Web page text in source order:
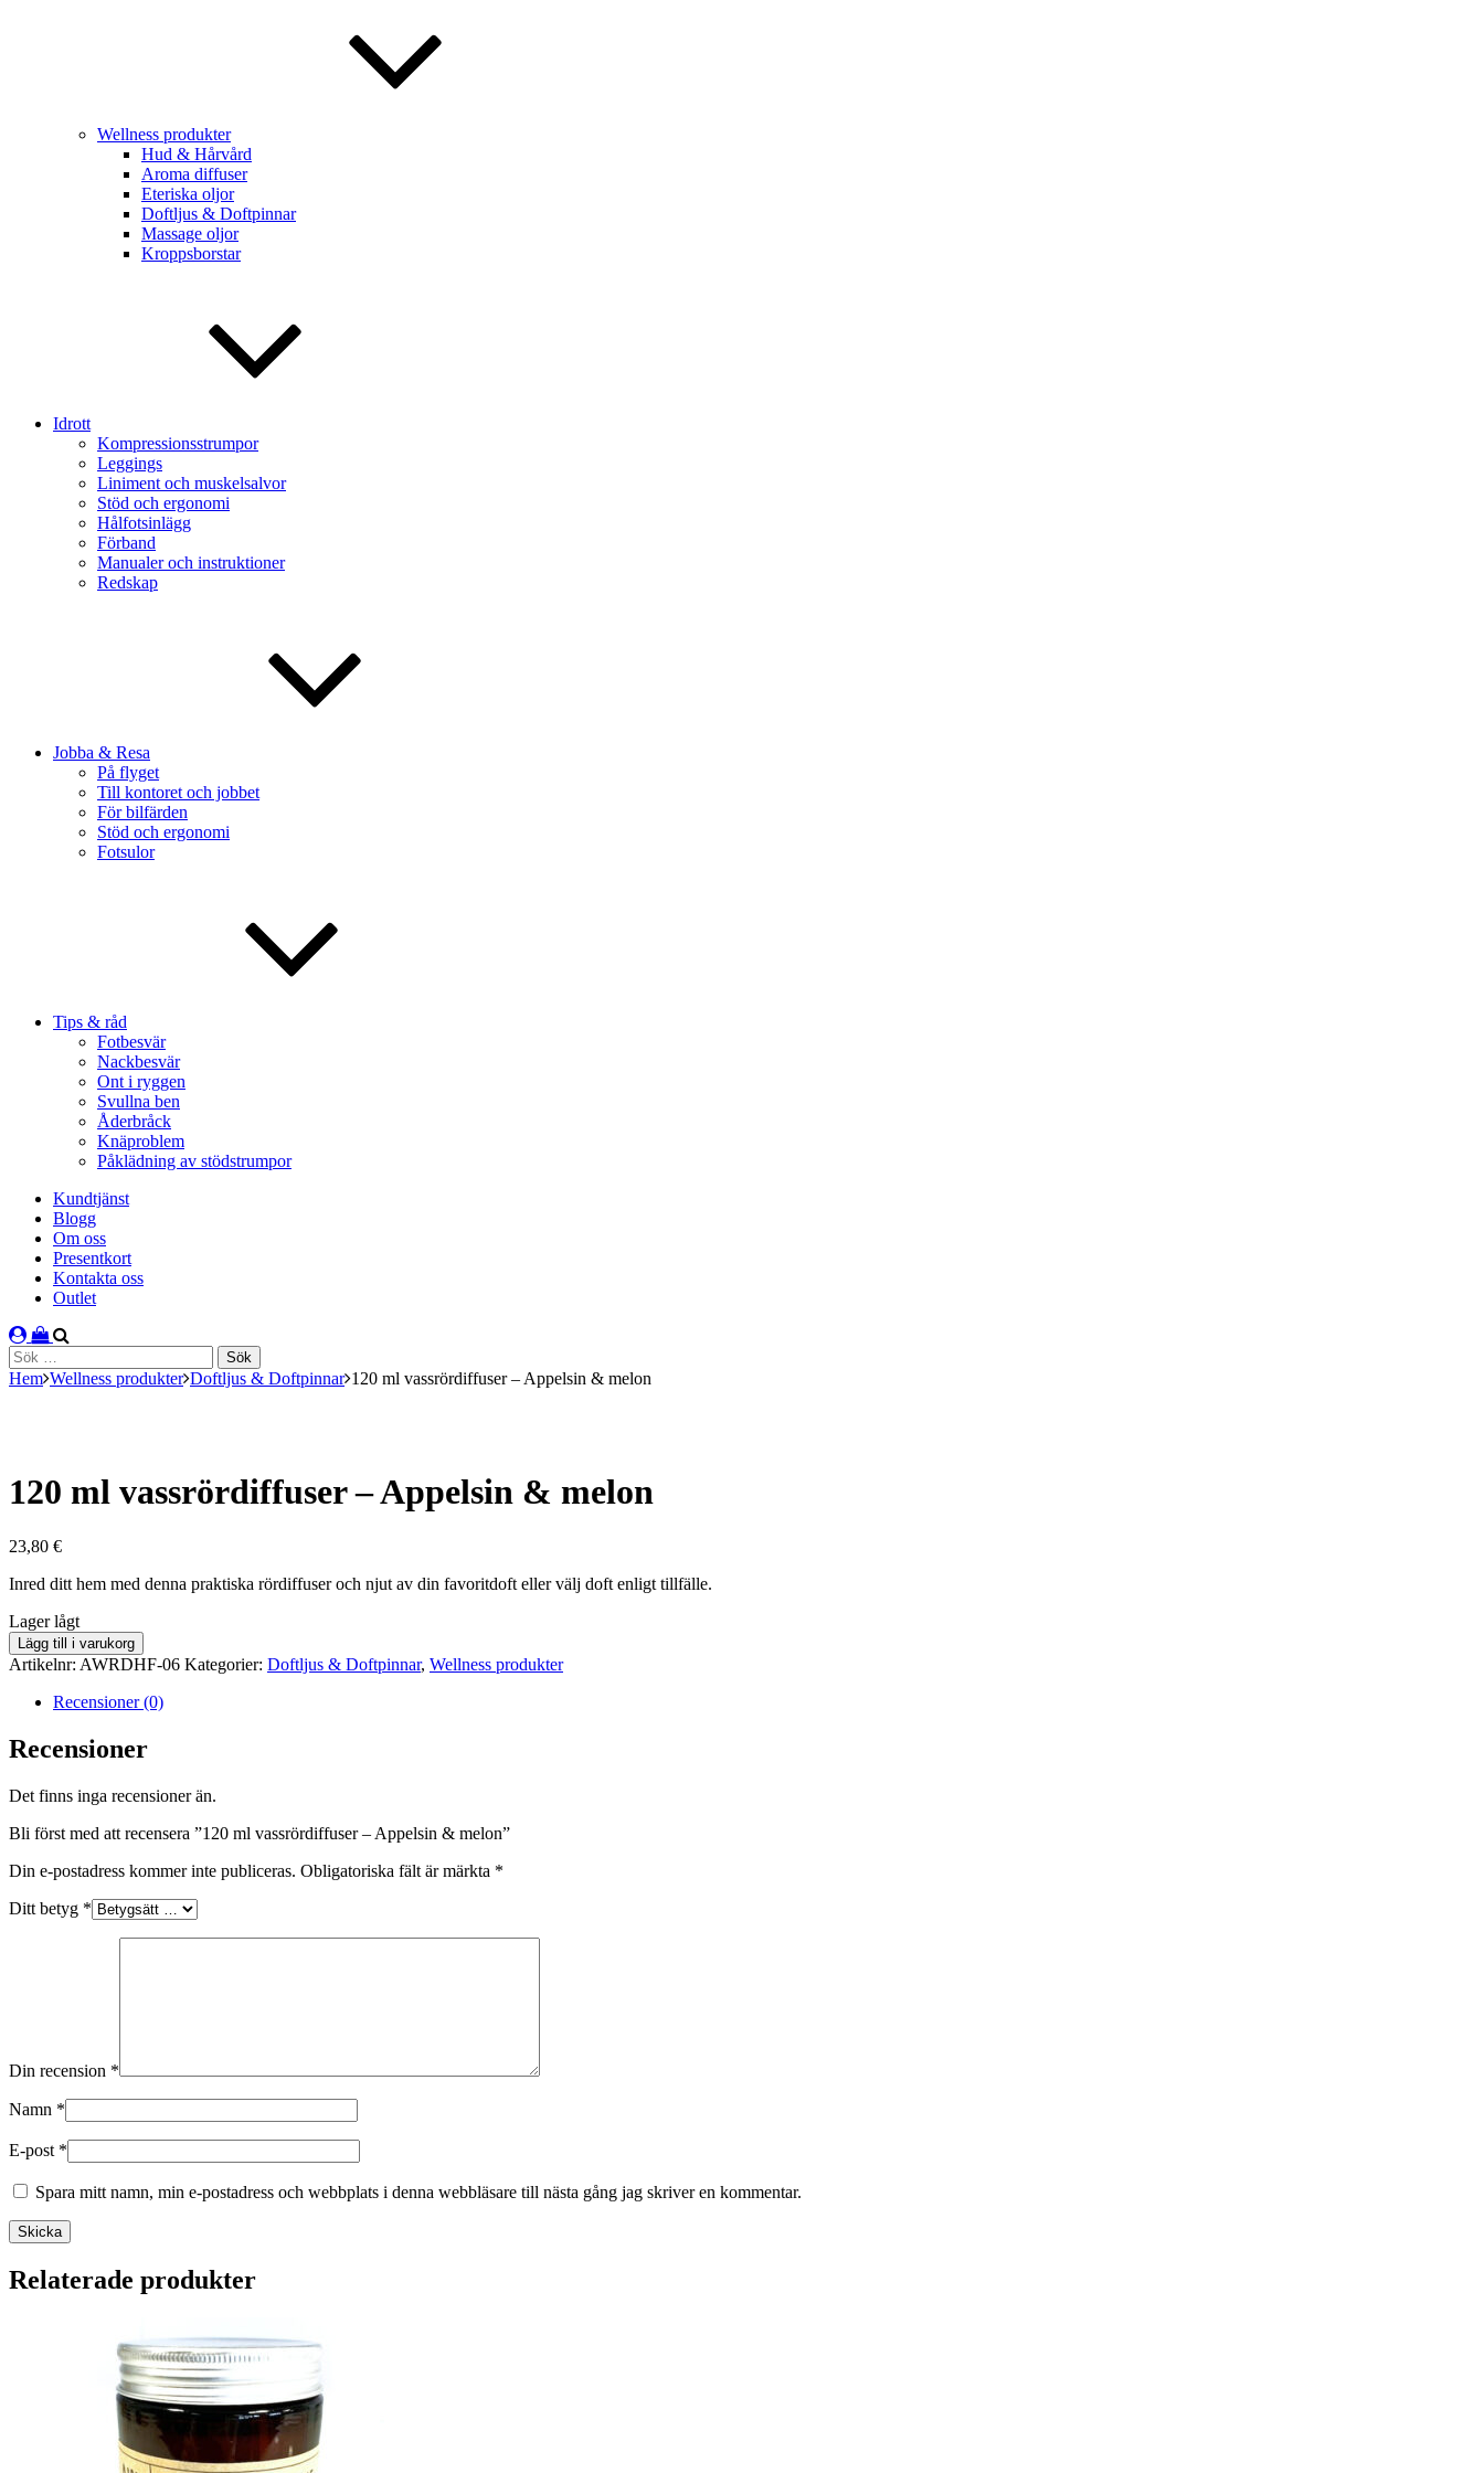
Wellness produkter
Hud & Hårvård
Aroma diffuser
Eteriska oljor
Doftljus & Doftpinnar
Massage oljor
Kroppsborstar
Idrott
Kompressionsstrumpor
Leggings
Liniment och muskelsalvor
Stöd och ergonomi
Hålfotsinlägg
Förband
Manualer och instruktioner
Redskap
Jobba & Resa
På flyget
Till kontoret och jobbet
För bilfärden
Stöd och ergonomi
Fotsulor
Tips & råd
Fotbesvär
Nackbesvär
Ont i ryggen
Svullna ben
Åderbråck
Knäproblem
Påklädning av stödstrumpor
Kundtjänst
Blogg
Om oss
Presentkort
Kontakta oss
Outlet
Sök
efter:
Hem Wellness produkter Doftljus & Doftpinnar 120 ml vassrördiffuser – Appelsin & melon
120 ml vassrördiffuser – Appelsin & melon
23,80 €
Inred ditt hem med denna praktiska rördiffuser och njut av din favoritdoft eller välj doft enligt tillfälle.
lager
saldo
Lager lågt
120
ml
&
melon
Lägg till i varukorg
Artikelnr: AWRDHF-06 Kategorier: Doftljus & Doftpinnar, Wellness produkter
Recensioner (0)
Recensioner
Det finns inga recensioner än.
Bli först med att recensera ”120 ml vassrördiffuser – Appelsin & melon”
Din e-postadress kommer inte publiceras. Obligatoriska fält är märkta *
Ditt betyg *
Din recension *
Namn *
E-post *
Spara mitt namn, min e-postadress och webbplats i denna webbläsare till nästa gång jag skriver en kommentar.
Skicka
Relaterade produkter